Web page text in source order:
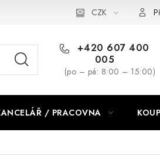
CZK
+420 607 400
005
(po – pá: 8:00 – 15:00)
/ PRACOVNA